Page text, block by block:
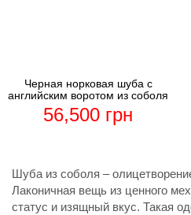
Черная норковая шуба с
английским воротом из соболя
56,500 грн
Шуба из соболя –
Лаконичная вещь из ценного
статус и изящный вкус. Такая